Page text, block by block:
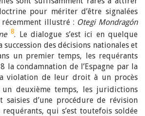
pour mériter d’être signalées
récemment illustré : Otegi Mondragón
8. Le dialogue s’est ici en quelque
succession des décisions nationales et
un premier temps, les requérants
la condamnation de l’Espagne par la
violation de leur droit à un procès
un deuxième temps, les juridictions
saisies d’une procédure de révision
requérants, qui s’est toutefois soldée